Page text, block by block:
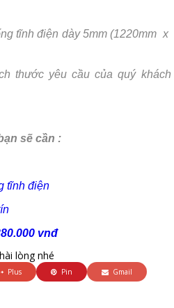
tĩnh điện dày 5mm (1220mm x
thước yêu cầu của quý khách
sẽ cần :
tĩnh điện
vnđ
lòng nhé
Plus Pin Gmail